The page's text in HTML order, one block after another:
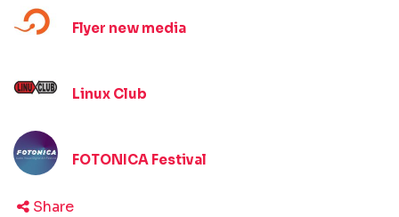
Flyer new media
Linux Club
FOTONICA Festival
Share